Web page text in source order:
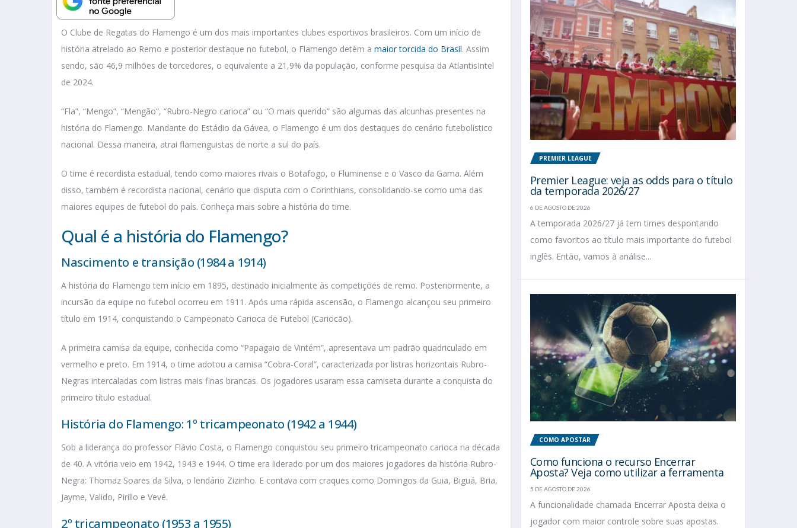
O Clube de Regatas do Flamengo é um dos mais importantes clubes esportivos brasileiros. Com um início de
história atrelado ao Remo e posterior destaque no futebol, o Flamengo detém a maior torcida do Brasil. Assim
sendo, são 46,9 milhões de torcedores, o equivalente a 21,9% da população, conforme pesquisa da AtlantisIntel
de 2024.
“Fla”, “Mengo”, “Mengão”, “Rubro-Negro carioca” ou “O mais querido” são algumas das alcunhas presentes na
história do Flamengo. Mandante do Estádio da Gávea, o Flamengo é um dos destaques do cenário futebolístico
nacional. Dessa maneira, atrai flamenguistas de norte a sul do país.
O time é recordista estadual, tendo como maiores rivais o Botafogo, o Fluminense e o Vasco da Gama. Além
disso, também é recordista nacional, cenário que disputa com o Corinthians, consolidando-se como uma das
maiores equipes de futebol do país. Conheça mais sobre a história do time.
Qual é a história do Flamengo?
Nascimento e transição (1984 a 1914)
A história do Flamengo tem início em 1895, destinado inicialmente às competições de remo. Posteriormente, a
incursão da equipe no futebol ocorreu em 1911. Após uma rápida ascensão, o Flamengo alcançou seu primeiro
título em 1914, conquistando o Campeonato Carioca de Futebol (Cariocão).
A primeira camisa da equipe, conhecida como “Papagaio de Vintém”, apresentava um padrão quadriculado em
vermelho e preto. Em 1914, o time adotou a camisa “Cobra-Coral”, caracterizada por listras horizontais Rubro-
Negras intercaladas com listras mais finas brancas. Os jogadores usaram essa camiseta durante a conquista do
primeiro título estadual.
História do Flamengo: 1º tricampeonato (1942 a 1944)
Sob a liderança do professor Flávio Costa, o Flamengo conquistou seu primeiro tricampeonato carioca na década
de 40. A vitória veio em 1942, 1943 e 1944. O time era liderado por um dos maiores jogadores da história Rubro-
Negra: Thomaz Soares da Silva, o lendário Zizinho. E contava com craques como Domingos da Guia, Biguá, Bria,
Jayme, Valido, Pirillo e Vevé.
2º tricampeonato (1953 a 1955)
PREMIER LEAGUE
Premier League: veja as odds para o título
da temporada 2026/27
6 DE AGOSTO DE 2026
A temporada 2026/27 já tem times despontando
como favoritos ao título mais importante do futebol
inglês. Então, vamos à análise...
COMO APOSTAR
Como funciona o recurso Encerrar
Aposta? Veja como utilizar a ferramenta
5 DE AGOSTO DE 2026
A funcionalidade chamada Encerrar Aposta deixa o
jogador com maior controle sobre suas apostas.